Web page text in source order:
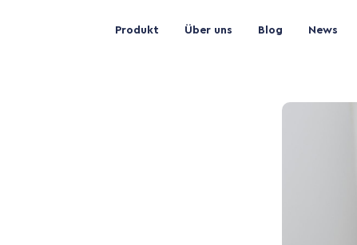
Produkt Über uns Blog News